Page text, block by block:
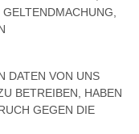
DATEN VON UNS
BETREIBEN, HABEN
GEGEN DIE